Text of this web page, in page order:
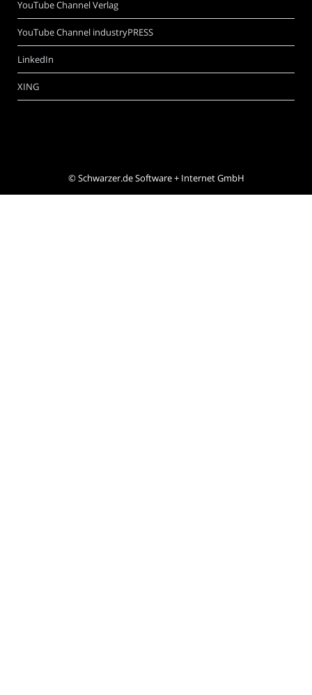
YouTube Channel Verlag
YouTube Channel industryPRESS
LinkedIn
XING
©Schwarzer.de Software + Internet GmbH